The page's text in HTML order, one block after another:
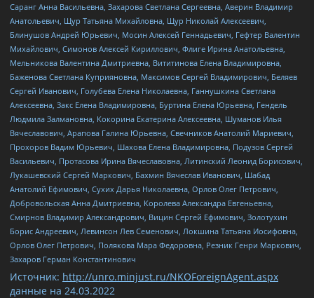
Саранг Анна Васильевна, Захарова Светлана Сергеевна, Аверин Владимир
Анатольевич, Щур Татьяна Михайловна, Щур Николай Алексеевич,
Блинушов Андрей Юрьевич, Мосин Алексей Геннадьевич, Гефтер Валентин
Михайлович, Симонов Алексей Кириллович, Флиге Ирина Анатольевна,
Мельникова Валентина Дмитриевна, Вититинова Елена Владимировна,
Баженова Светлана Куприяновна, Максимов Сергей Владимирович, Беляев
Сергей Иванович, Голубева Елена Николаевна, Ганнушкина Светлана
Алексеевна, Закс Елена Владимировна, Буртина Елена Юрьевна, Гендель
Людмила Залмановна, Кокорина Екатерина Алексеевна, Шуманов Илья
Вячеславович, Арапова Галина Юрьевна, Свечников Анатолий Мариевич,
Прохоров Вадим Юрьевич, Шахова Елена Владимировна, Подузов Сергей
Васильевич, Протасова Ирина Вячеславовна, Литинский Леонид Борисович,
Лукашевский Сергей Маркович, Бахмин Вячеслав Иванович, Шабад
Анатолий Ефимович, Сухих Дарья Николаевна, Орлов Олег Петрович,
Добровольская Анна Дмитриевна, Королева Александра Евгеньевна,
Смирнов Владимир Александрович, Вицин Сергей Ефимович, Золотухин
Борис Андреевич, Левинсон Лев Семенович, Локшина Татьяна Иосифовна,
Орлов Олег Петрович, Полякова Мара Федоровна, Резник Генри Маркович,
Захаров Герман Константинович
Источник: http://unro.minjust.ru/NKOForeignAgent.aspx
данные на 24.03.2022